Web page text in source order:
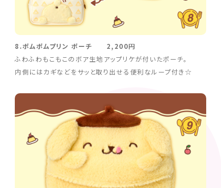
8.ポムポムプリン ポーチ 2,200円
ふわふわもこもこのボア生地アップリケが付いたポーチ。
内側にはカギなどをサッと取り出せる便利なループ付き☆